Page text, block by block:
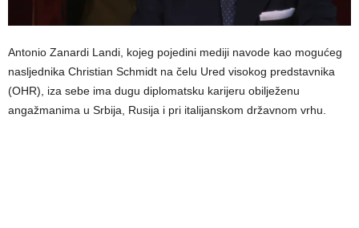
Antonio Zanardi Landi, kojeg pojedini mediji navode kao mogućeg
nasljednika Christian Schmidt na čelu Ured visokog predstavnika
(OHR), iza sebe ima dugu diplomatsku karijeru obilježenu
angažmanima u Srbija, Rusija i pri italijanskom državnom vrhu.